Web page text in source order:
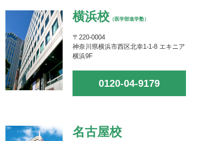
横浜校 （医学部進学塾）
〒220-0004
神奈川県横浜市西区北幸1-1-8 エキニア
横浜9F
0120-04-9179
名古屋校